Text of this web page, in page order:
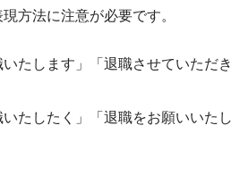
方法に注意が必要です。
たします」「退職させていただき
たしたく」「退職をお願いいたし